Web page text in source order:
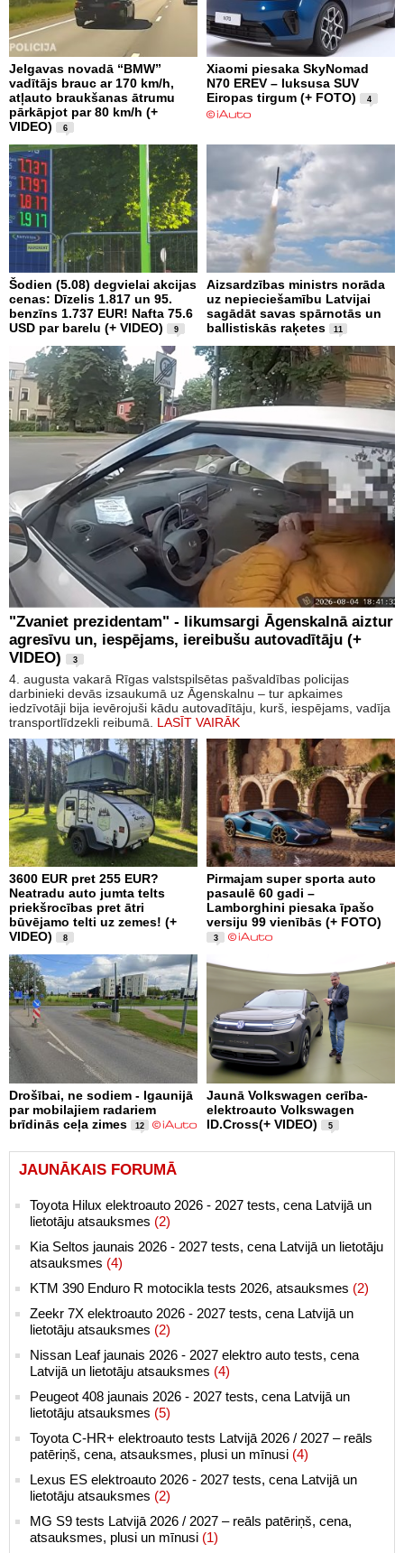
Jelgavas novadā “BMW”
vadītājs brauc ar 170 km/h,
atļauto braukšanas ātrumu
pārkāpjot par 80 km/h (+
VIDEO)
6
Xiaomi piesaka SkyNomad
N70 EREV – luksusa SUV
Eiropas tirgum (+ FOTO)
4
Šodien (5.08) degvielai akcijas
cenas: Dīzelis 1.817 un 95.
benzīns 1.737 EUR! Nafta 75.6
USD par barelu (+ VIDEO)
9
Aizsardzības ministrs norāda
uz nepieciešamību Latvijai
sagādāt savas spārnotās un
ballistiskās raķetes
11
"Zvaniet prezidentam" - likumsargi Āgenskalnā aiztur
agresīvu un, iespējams, iereibušu autovadītāju (+
VIDEO)
3
4. augusta vakarā Rīgas valstspilsētas pašvaldības policijas
darbinieki devās izsaukumā uz Āgenskalnu – tur apkaimes
iedzīvotāji bija ievērojuši kādu autovadītāju, kurš, iespējams, vadīja
transportlīdzekli reibumā. LASĪT VAIRĀK
3600 EUR pret 255 EUR?
Neatradu auto jumta telts
priekšrocības pret ātri
būvējamo telti uz zemes! (+
VIDEO)
8
Pirmajam super sporta auto
pasaulē 60 gadi –
Lamborghini piesaka īpašo
versiju 99 vienībās (+ FOTO)
3
Drošībai, ne sodiem - Igaunijā
par mobilajiem radariem
brīdinās ceļa zimes
12
Jaunā Volkswagen cerība-
elektroauto Volkswagen
ID.Cross(+ VIDEO)
5
JAUNĀKAIS FORUMĀ
Toyota Hilux elektroauto 2026 - 2027 tests, cena Latvijā un
lietotāju atsauksmes (2)
Kia Seltos jaunais 2026 - 2027 tests, cena Latvijā un lietotāju
atsauksmes (4)
KTM 390 Enduro R motocikla tests 2026, atsauksmes (2)
Zeekr 7X elektroauto 2026 - 2027 tests, cena Latvijā un
lietotāju atsauksmes (2)
Nissan Leaf jaunais 2026 - 2027 elektro auto tests, cena
Latvijā un lietotāju atsauksmes (4)
Peugeot 408 jaunais 2026 - 2027 tests, cena Latvijā un
lietotāju atsauksmes (5)
Toyota C-HR+ elektroauto tests Latvijā 2026 / 2027 – reāls
patēriņš, cena, atsauksmes, plusi un mīnusi (4)
Lexus ES elektroauto 2026 - 2027 tests, cena Latvijā un
lietotāju atsauksmes (2)
MG S9 tests Latvijā 2026 / 2027 – reāls patēriņš, cena,
atsauksmes, plusi un mīnusi (1)